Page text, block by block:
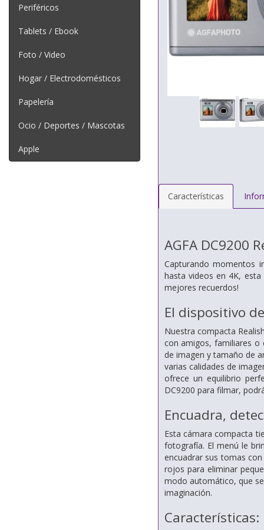
Periféricos
Tablets / Ebook
Foto / Video
Hogar / Electrodomésticos
Papelería
Ocio / Deportes / Mascotas
Apple
Características
AGFA DC9200
Capturando momentos
hasta videos en 4K,
mejores recuerdos!
El dispositivo
Nuestra compacta
con amigos, familiares o
de imagen y tamaño de
varias calidades de
ofrece un equilibrio
DC9200 para filmar,
Encuadra,
Esta cámara compacta
fotografía. El menú le
encuadrar sus tomas
rojos para eliminar
modo automático, que
imaginación.
Características: